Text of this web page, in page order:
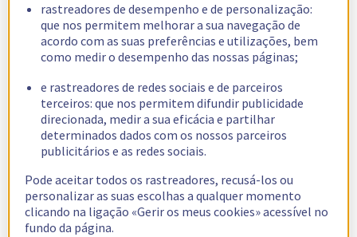
rastreadores de desempenho e de personalização:
que nos permitem melhorar a sua navegação de
acordo com as suas preferências e utilizações, bem
como medir o desempenho das nossas páginas;
e rastreadores de redes sociais e de parceiros
terceiros: que nos permitem difundir publicidade
direcionada, medir a sua eficácia e partilhar
determinados dados com os nossos parceiros
publicitários e as redes sociais.
Pode aceitar todos os rastreadores, recusá-los ou
personalizar as suas escolhas a qualquer momento
clicando na ligação «Gerir os meus cookies» acessível no
fundo da página.